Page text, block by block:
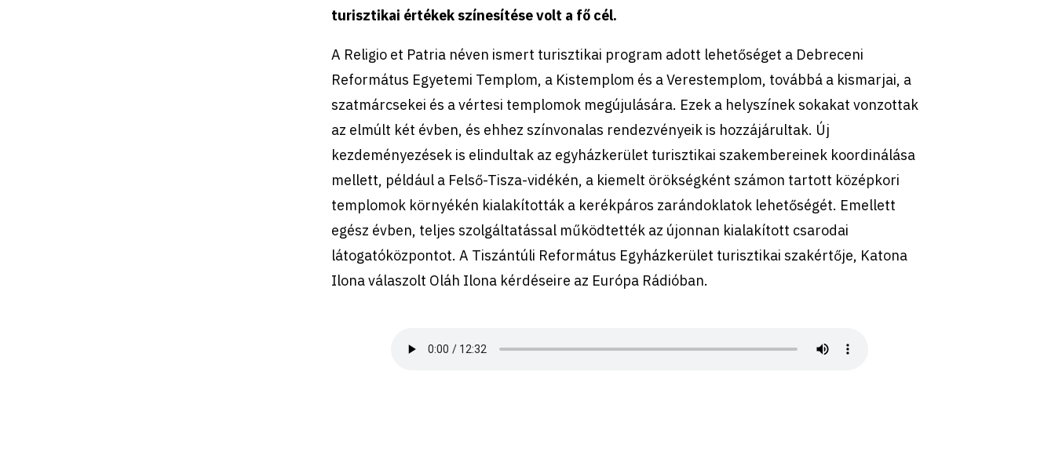
turisztikai értékek színesítése volt a fő cél.
A Religio et Patria néven ismert turisztikai program adott lehetőséget a Debreceni
Református Egyetemi Templom, a Kistemplom és a Verestemplom, továbbá a kismarjai, a
szatmárcsekei és a vértesi templomok megújulására. Ezek a helyszínek sokakat vonzottak
az elmúlt két évben, és ehhez színvonalas rendezvényeik is hozzájárultak. Új
kezdeményezések is elindultak az egyházkerület turisztikai szakembereinek koordinálása
mellett, például a Felső-Tisza-vidékén, a kiemelt örökségként számon tartott középkori
templomok környékén kialakították a kerékpáros zarándoklatok lehetőségét. Emellett
egész évben, teljes szolgáltatással működtették az újonnan kialakított csarodai
látogatóközpontot. A Tiszántúli Református Egyházkerület turisztikai szakértője, Katona
Ilona válaszolt Oláh Ilona kérdéseire az Európa Rádióban.